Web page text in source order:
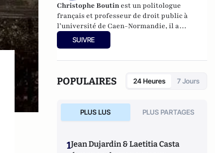
Christophe Boutin est un politologue
français et professeur de droit public à
l’université de Caen-Normandie, il a
notamment publié
XXe siècle(Flammarion 2009) et co-
populismes(Cerf 2019) etLe dictionnaire du
progressisme(Seuil 2022). Christophe
Neuf.
SUIVRE
POPULAIRES 24 Heures 7 Jours
PLUS LUS PLUS PARTAGES
1Jean Dujardin & Laetitia Casta